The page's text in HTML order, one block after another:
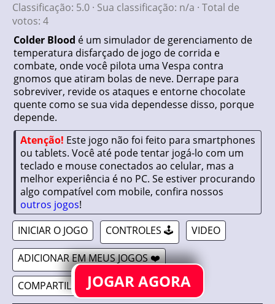
Classificação: 5.0 · Sua classificação: n/a · Total de
votos: 4
Colder Blood é um simulador de gerenciamento de
temperatura disfarçado de jogo de corrida e
combate, onde você pilota uma Vespa contra
gnomos que atiram bolas de neve. Derrape para
sobreviver, revide os ataques e entorne chocolate
quente como se sua vida dependesse disso, porque
depende.
Atenção! Este jogo não foi feito para smartphones
ou tablets. Você até pode tentar jogá-lo com um
teclado e mouse conectados ao celular, mas a
melhor experiência é no PC. Se estiver procurando
algo compatível com mobile, confira nossos
outros jogos!
INICIAR O JOGO
CONTROLES 🕹️ VIDEO
ADICIONAR EM MEUS JOGOS ❤️
COMPARTILHAR 🔗JOGAR AGORA